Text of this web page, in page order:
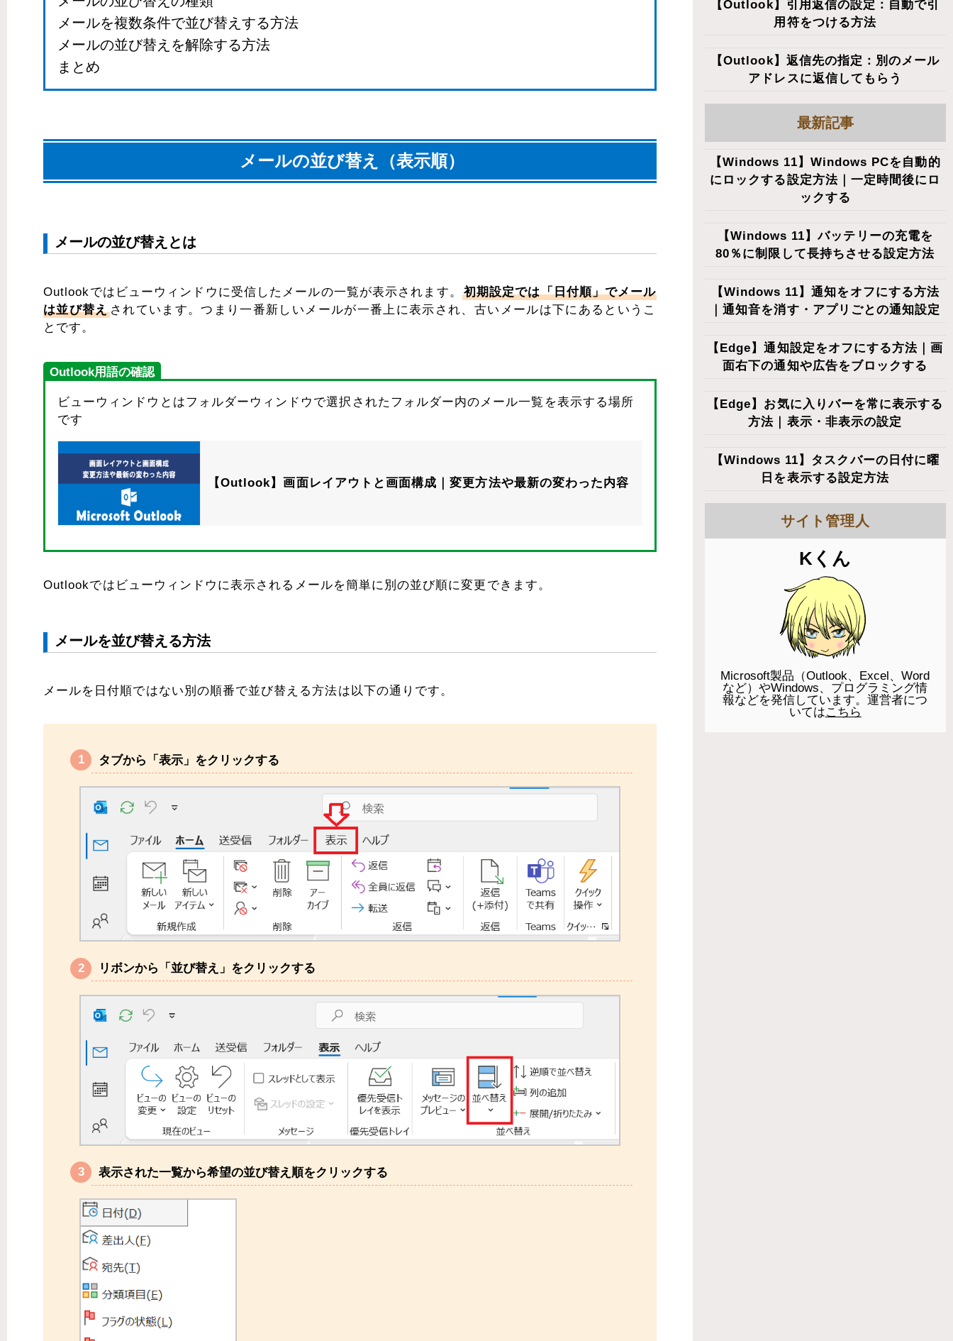
メールを複数条件で並び替えする方法
メールの並び替えを解除する方法
まとめ
メールの並び替え（表示順）
メールの並び替えとは
Outlookではビューウィンドウに受信したメールの一覧が表示されます。
初期設定では「日付順」でメール
は並び替えされています。つまり一番新しいメールが一番上に表示され、古いメールは下にあるというこ
とです。
Outlook用語の確認
ビューウィンドウとはフォルダーウィンドウで選択されたフォルダー内のメール一覧を表示する場所
です
【Outlook】画面レイアウトと画面構成｜変更方法や最新の変わった内容
Outlookではビューウィンドウに表示されるメールを簡単に別の並び順に変更できます。
メールを並び替える方法
メールを日付順ではない別の順番で並び替える方法は以下の通りです。
タブから「表示」をクリックする
リボンから「並び替え」をクリックする
表示された一覧から希望の並び替え順をクリックする
【Outlook】引用返信の設定：自動で引
用符をつける方法
【Outlook】返信先の指定：別のメール
アドレスに返信してもらう
最新記事
【Windows 11】Windows PCを自動的
にロックする設定方法｜一定時間後にロ
ックする
【Windows 11】バッテリーの充電を
80％に制限して長持ちさせる設定方法
【Windows 11】通知をオフにする方法
｜通知音を消す・アプリごとの通知設定
【Edge】通知設定をオフにする方法｜画
面右下の通知や広告をブロックする
【Edge】お気に入りバーを常に表示する
方法｜表示・非表示の設定
【Windows 11】タスクバーの日付に曜
日を表示する設定方法
サイト管理人
Kくん
Microsoft製品（Outlook、Excel、Word
など）やWindows、プログラミング情
報などを発信しています。運営者につ
いてはこちら